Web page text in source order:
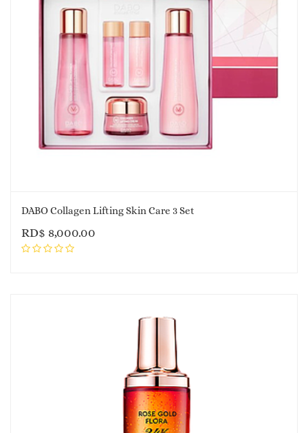
DABO Collagen Lifting Skin Care 3 Set
RD$ 8,000.00